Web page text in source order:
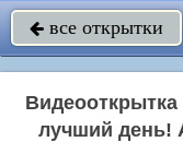
 все открытки
лучший день!